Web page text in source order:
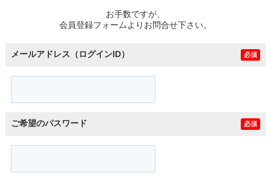
お手数ですが、
会員登録フォームよりお問合せ下さい。
メールアドレス（ログインID） 必須
ご希望のパスワード 必須